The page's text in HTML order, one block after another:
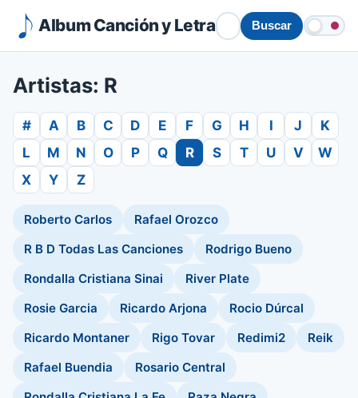
Album Canción y Letra Buscar
Artistas: R
# A B C D E F G H I J
K
L
M N O P Q R S T U V
W
X
Y Z
Roberto Carlos
Rafael Orozco
R B D Todas Las Canciones
Rodrigo Bueno
Rondalla Cristiana Sinai
River Plate
Rosie Garcia
Ricardo Arjona
Rocio Dúrcal
Ricardo Montaner
Rigo Tovar Redimi2
Reik
Rafael Buendia
Rosario Central